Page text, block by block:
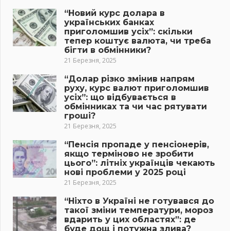
“Новий курс долара в
українських банках
приголомшив усіх”: скільки
тепер коштує валюта, чи треба
бігти в обмінники?
21 Березня, 2025
“Долар різко змінив напрям
руху, курс валют приголомшив
усіх”: що відбувається в
обмінниках та чи час рятувати
гроші?
21 Березня, 2025
“Пенсія пропаде у пенсіонерів,
якщо терміново не зробити
цього”: літніх українців чекають
нові проблеми у 2025 році
21 Березня, 2025
“Ніхто в Україні не готувався до
такої зміни температури, мороз
вдарить у цих областях”: де
буде дощ і потужна злива?